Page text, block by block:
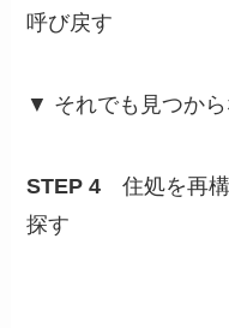
呼び戻す
▼ それでも見つか
STEP 4 住処を再
探す